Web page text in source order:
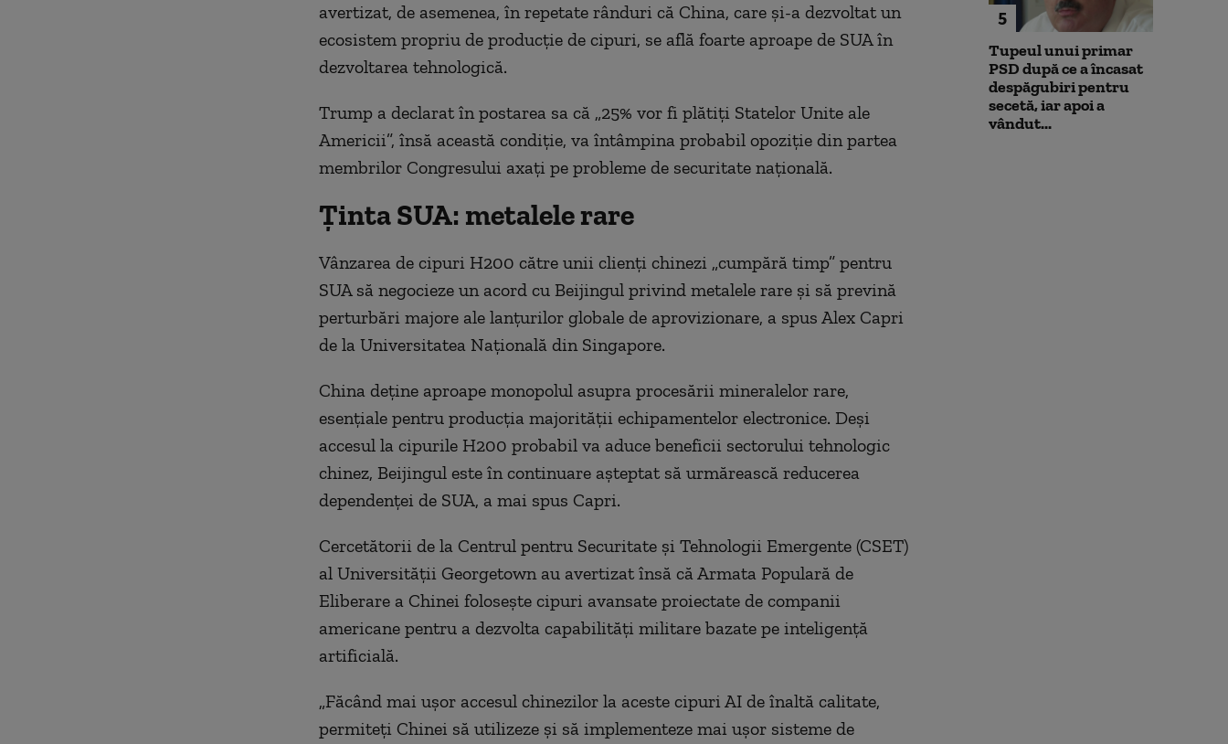
avertizat, de asemenea, în repetate rânduri că China, care și-a dezvoltat un
ecosistem propriu de producție de cipuri, se află foarte aproape de SUA în
dezvoltarea tehnologică.
Trump a declarat în postarea sa că „25% vor fi plătiți Statelor Unite ale
Americii”, însă această condiție, va întâmpina probabil opoziție din partea
membrilor Congresului axați pe probleme de securitate națională.
Ținta SUA: metalele rare
Vânzarea de cipuri H200 către unii clienți chinezi „cumpără timp” pentru
SUA să negocieze un acord cu Beijingul privind metalele rare și să prevină
perturbări majore ale lanțurilor globale de aprovizionare, a spus Alex Capri
de la Universitatea Națională din Singapore.
China deține aproape monopolul asupra procesării mineralelor rare,
esențiale pentru producția majorității echipamentelor electronice. Deși
accesul la cipurile H200 probabil va aduce beneficii sectorului tehnologic
chinez, Beijingul este în continuare așteptat să urmărească reducerea
dependenței de SUA, a mai spus Capri.
Cercetătorii de la Centrul pentru Securitate și Tehnologii Emergente (CSET)
al Universității Georgetown au avertizat însă că Armata Populară de
Eliberare a Chinei folosește cipuri avansate proiectate de companii
americane pentru a dezvolta capabilități militare bazate pe inteligență
artificială.
„Făcând mai ușor accesul chinezilor la aceste cipuri AI de înaltă calitate,
permiteți Chinei să utilizeze și să implementeze mai ușor sisteme de
5
Tupeul unui primar
PSD după ce a încasat
despăgubiri pentru
secetă, iar apoi a
vândut...